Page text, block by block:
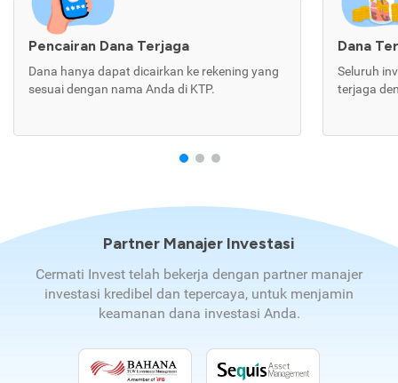
Pencairan Dana Terjaga
Dana hanya dapat dicairkan ke rekening yang
sesuai dengan nama Anda di KTP.
Dana
Seluruh
terjaga
Partner Manajer Investasi
Cermati Invest telah bekerja dengan partner manajer
investasi kredibel dan tepercaya, untuk menjamin
keamanan dana investasi Anda.